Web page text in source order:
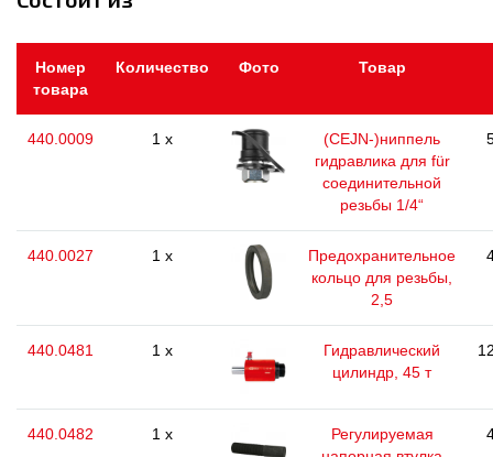
Номер
товара
Количество Фото Товар
440.0009 1 x
(CEJN-)ниппель
гидравлика для für
соединительной
резьбы 1/4“
440.0027 1 x
Предохранительное
кольцо для резьбы,
2,5
440.0481 1 x
Гидравлический
цилиндр, 45 т
440.0482 1 x
Регулируемая